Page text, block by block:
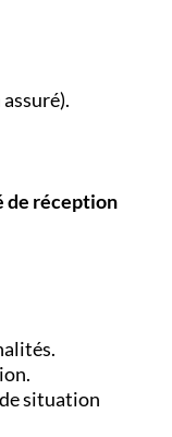
de réception
situation